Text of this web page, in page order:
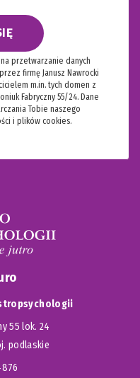
przetwarzanie danych
firmę Janusz Nawrocki
m.in. tych domen z
Fabryczny 55/24. Dane
Tobie naszego
i plików cookies.
55 lok. 24
podlaskie